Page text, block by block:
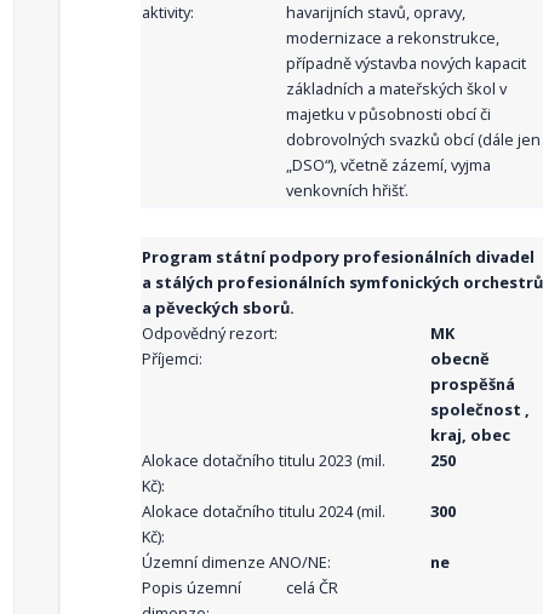
aktivity:
havarijních stavů, opravy,
modernizace a rekonstrukce,
případně výstavba nových kapacit
základních a mateřských škol v
majetku v působnosti obcí či
dobrovolných svazků obcí (dále jen
„DSO“), včetně zázemí, vyjma
venkovních hřišť.
Program státní podpory profesionálních divadel
a stálých profesionálních symfonických orchestrů
a pěveckých sborů.
Odpovědný rezort:
MK
Příjemci:
obecně
prospěšná
společnost ,
kraj, obec
Alokace dotačního titulu 2023 (mil.
Kč):
250
Alokace dotačního titulu 2024 (mil.
Kč):
300
Územní dimenze ANO/NE:
ne
Popis územní
celá ČR